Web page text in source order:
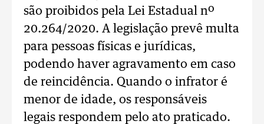
são proibidos pela Lei Estadual nº
20.264/2020. A legislação prevê multa
para pessoas físicas e jurídicas,
podendo haver agravamento em caso
de reincidência. Quando o infrator é
menor de idade, os responsáveis
legais respondem pelo ato praticado.